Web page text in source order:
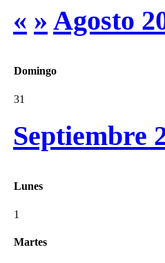
« » Agosto
Domingo
31
Septiembre
Lunes
1
Martes